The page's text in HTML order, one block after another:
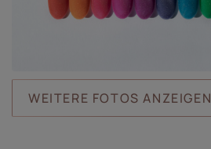
WEITERE FOTOS ANZEIGEN